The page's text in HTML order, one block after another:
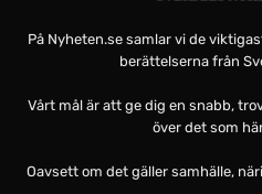
På Nyheten.se samlar vi de
berättelserna från
Vårt mål är att ge dig en snabb,
över det som
Oavsett om det gäller samhälle,